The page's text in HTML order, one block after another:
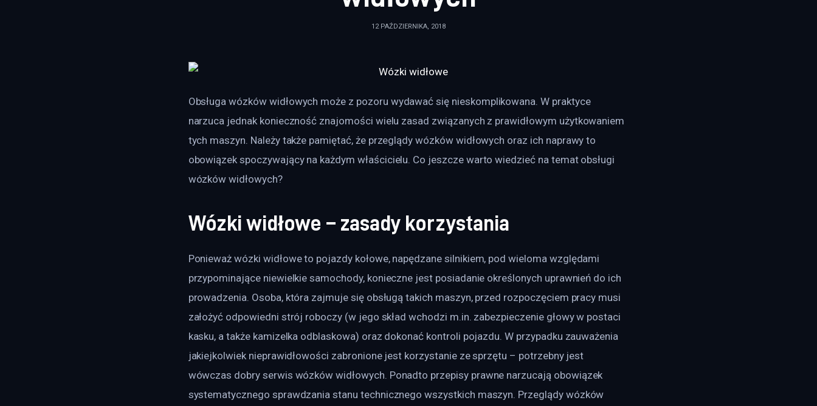
12 PAŹDZIERNIKA, 2018
Obsługa wózków widłowych może z pozoru wydawać się nieskomplikowana. W praktyce
narzuca jednak konieczność znajomości wielu zasad związanych z prawidłowym użytkowaniem
tych maszyn. Należy także pamiętać, że przeglądy wózków widłowych oraz ich naprawy to
obowiązek spoczywający na każdym właścicielu. Co jeszcze warto wiedzieć na temat obsługi
wózków widłowych?
Wózki widłowe – zasady korzystania
Ponieważ wózki widłowe to pojazdy kołowe, napędzane silnikiem, pod wieloma względami
przypominające niewielkie samochody, konieczne jest posiadanie określonych uprawnień do ich
prowadzenia. Osoba, która zajmuje się obsługą takich maszyn, przed rozpoczęciem pracy musi
założyć odpowiedni strój roboczy (w jego skład wchodzi m.in. zabezpieczenie głowy w postaci
kasku, a także kamizelka odblaskowa) oraz dokonać kontroli pojazdu. W przypadku zauważenia
jakiejkolwiek nieprawidłowości zabronione jest korzystanie ze sprzętu – potrzebny jest
wówczas dobry serwis wózków widłowych. Ponadto przepisy prawne narzucają obowiązek
systematycznego sprawdzania stanu technicznego wszystkich maszyn. Przeglądy wózków